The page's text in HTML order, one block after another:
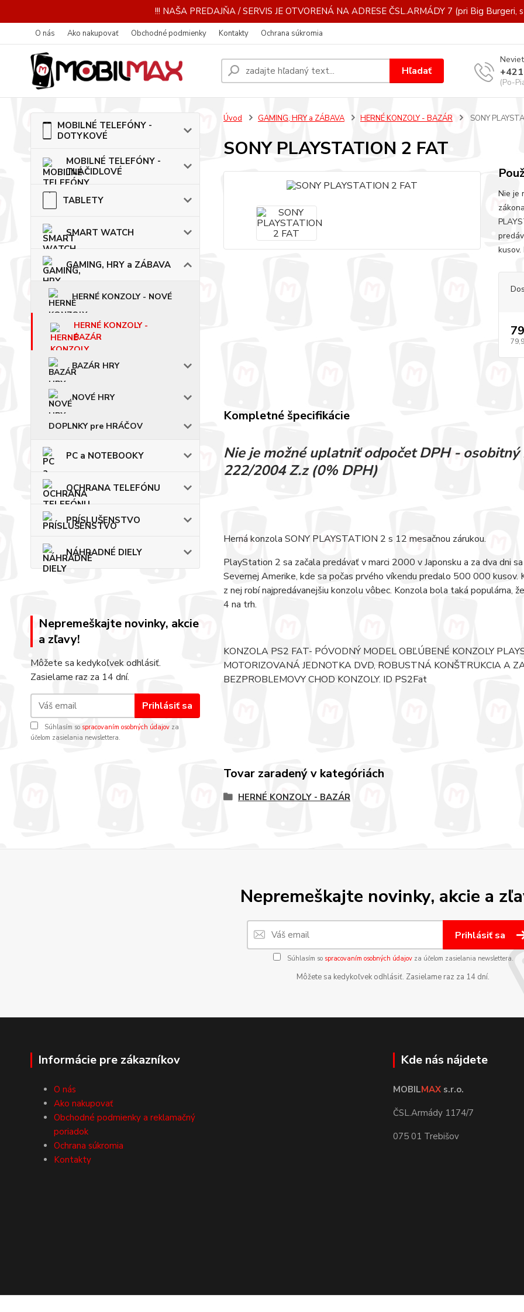
!!! NAŠA PREDAJŇA / SERVIS JE OTVORENÁ NA ADRESE ČSL.ARMÁDY 7 (pri Big Burgeri,
O nás Ako nakupovať Obchodné podmienky Kontakty Ochrana súkromia
Hľadať
(Po-
MOBILNÉ TELEFÓNY -
DOTYKOVÉ
MOBILNÉ TELEFÓNY -
TLAČIDLOVÉ
TABLETY
SMART WATCH
GAMING, HRY a ZÁBAVA
HERNÉ KONZOLY - NOVÉ
HERNÉ KONZOLY -
BAZÁR
BAZÁR HRY
NOVÉ HRY
DOPLNKY pre HRÁČOV
PC a NOTEBOOKY
OCHRANA TELEFÓNU
PRÍSLUŠENSTVO
NÁHRADNÉ DIELY
Nepremeškajte novinky, akcie
a zľavy!
Môžete sa kedykoľvek odhlásiť.
Zasielame raz za 14 dní.
Prihlásiť sa
Súhlasím so spracovaním osobných údajov za
účelom zasielania newslettera.
Úvod GAMING, HRY a ZÁBAVA HERNÉ KONZOLY - BAZÁR SONY
SONY PLAYSTATION 2 FAT
Nie je
Kompletné špecifikácie
Nie je možné uplatniť odpočet DPH -
222/2004 Z.z (0% DPH)
Herná konzola SONY PLAYSTATION 2 s 12 mesačnou zárukou.
PlayStation 2 sa začala predávať v marci 2000 v Japonsku a za dva dni
Severnej Amerike, kde sa počas prvého víkendu predalo 500 000
z nej robí najpredávanejšiu konzolu vôbec. Konzola bola taká populárna,
4 na trh.
KONZOLA PS2 FAT- PÓVODNÝ MODEL OBĽÚBENÉ KONZOLY
MOTORIZOVANÁ JEDNOTKA DVD, ROBUSTNÁ KONŠTRUKCIA A
BEZPROBLEMOVY CHOD KONZOLY. ID PS2Fat
Tovar zaradený v kategóriách
HERNÉ KONZOLY - BAZÁR
Nepremeškajte novinky, akcie a
Prihlásiť sa
Súhlasím so spracovaním osobných údajovza účelom zasielania newslettera.
Môžete sa kedykoľvek odhlásiť. Zasielame raz za 14 dní.
Informácie pre zákazníkov
O nás
Ako nakupovať
Obchodné podmienky a reklamačný
poriadok
Ochrana súkromia
Kontakty
Kde nás nájdete
MOBILMAX s.r.o.
ČSL.Armády 1174/7
075 01 Trebišov